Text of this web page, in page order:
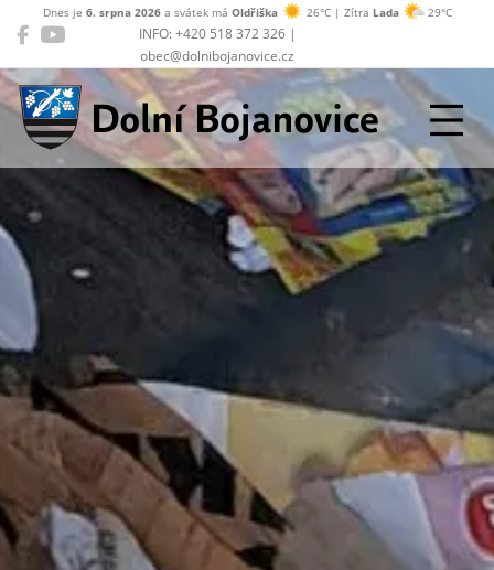
INFO: +420 518 372 326 |
obec@dolnibojanovice.cz
Dnes je 6. srpna 2026a svátek má Oldřiška 26°C | Zítra Lada 29°C
Dolní Bojanovice